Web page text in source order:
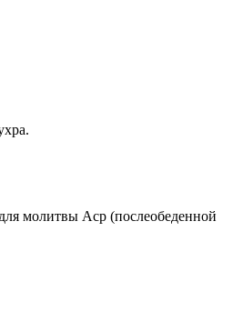
молитвы Аср (послеобеденной